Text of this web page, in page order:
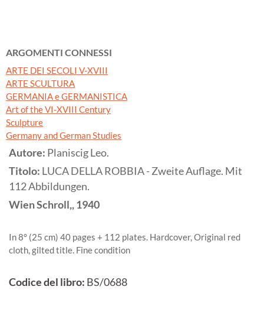
ARGOMENTI CONNESSI
ARTE DEI SECOLI V-XVIII
ARTE SCULTURA
GERMANIA e GERMANISTICA
Art of the VI-XVIII Century
Sculpture
Germany and German Studies
Autore: Planiscig Leo.
Titolo: LUCA DELLA ROBBIA - Zweite Auflage. Mit
112 Abbildungen.
WienSchroll,,1940
In 8° (25 cm) 40 pages + 112 plates. Hardcover, Original red
cloth, gilted title. Fine condition
Codice del libro: BS/0688